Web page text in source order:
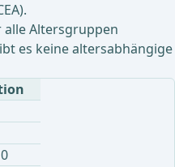
alle Altersgruppen
es keine altersabhängige